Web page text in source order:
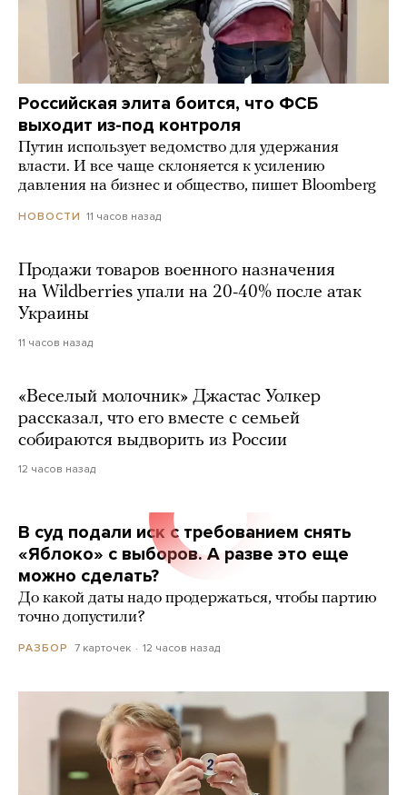
Российская элита боится, что ФСБ
выходит из-под контроля
Путин использует ведомство для удержания
власти. И все чаще склоняется к усилению
давления на бизнес и общество, пишет Bloomberg
НОВОСТИ 11 часов назад
Продажи товаров военного назначения
на Wildberries упали на 20-40% после атак
Украины
11 часов назад
«Веселый молочник» Джастас Уолкер
рассказал, что его вместе с семьей
собираются выдворить из России
12 часов назад
В суд подали иск с требованием снять
«Яблоко» с выборов. А разве это еще
можно сделать?
До какой даты надо продержаться, чтобы партию
точно допустили?
РАЗБОР 7 карточек 12 часов назад